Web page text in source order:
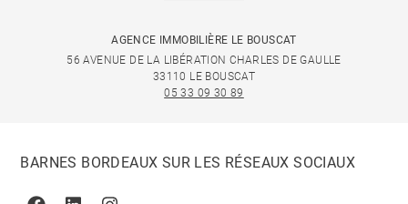
AGENCE IMMOBILIÈRE LE BOUSCAT
56 AVENUE DE LA LIBÉRATION CHARLES DE GAULLE
33110 LE BOUSCAT
05 33 09 30 89
BARNES BORDEAUX SUR LES RÉSEAUX SOCIAUX